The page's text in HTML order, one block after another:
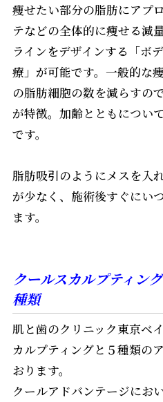
痩せたい部分の脂肪にアプ
テなどの全体的に痩せる減
ラインをデザインする「ボ
療」が可能です。一般的な
の脂肪細胞の数を減らすの
が特徴。加齢とともについ
です。
脂肪吸引のようにメスを入
が少なく、施術後すぐにい
ます。
クールスカルプティン
種類
肌と歯のクリニック東京ベ
カルプティングと５種類の
おります。
クールアドバンテージにお